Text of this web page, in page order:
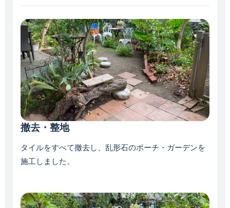
撤去・整地
タイルをすべて撤去し、乱形石のポーチ・ガーデンを
施工しました。